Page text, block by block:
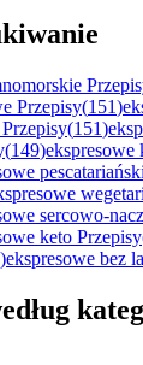
Przepisy(151)
(151)
(149)ekspresowe
sercowo-
keto Przepisy
)ekspresowe bez